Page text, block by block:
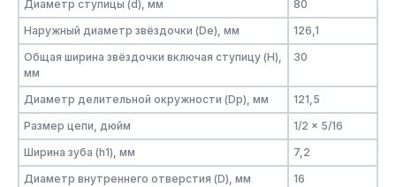
Диаметр ступицы (d), мм
80
Наружный диаметр звёздочки (De), мм
126,1
Общая ширина звёздочки включая ступицу (H),
мм
30
Диаметр делительной окружности (Dp), мм
121,5
Размер цепи, дюйм
1/2 x 5/16
Ширина зуба (h1), мм
7,2
Диаметр внутреннего отверстия (D), мм
16